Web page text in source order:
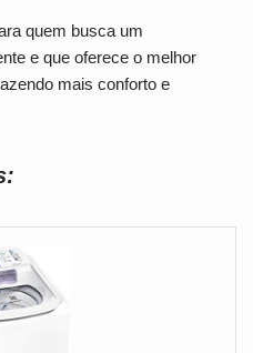
quem busca um
e que oferece o melhor
mais conforto e